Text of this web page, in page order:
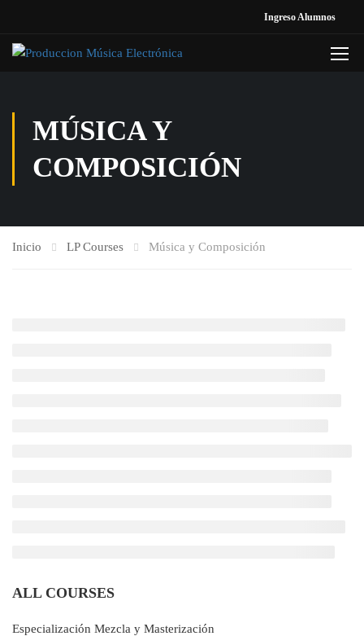
Ingreso Alumnos
MÚSICA Y
COMPOSICIÓN
Inicio LP Courses Música y Composición
ALL COURSES
Especialización Mezcla y Masterización